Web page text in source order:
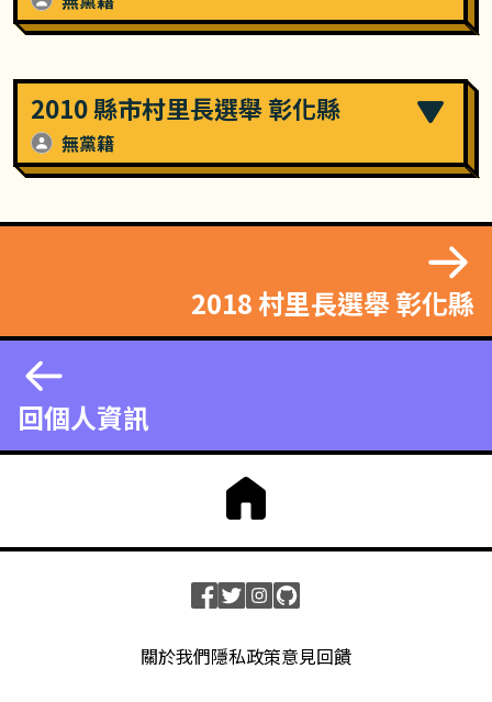
2010 縣市村里長選舉 彰化縣
無黨籍
回個人資訊
2018 村里長選舉 彰化縣
關於我們隱私政策意見回饋